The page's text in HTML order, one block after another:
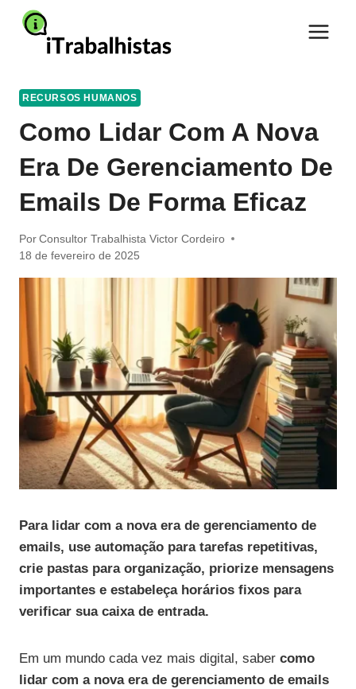
Pular
para
RECURSOS HUMANOS
Como Lidar Com A Nova
Era De Gerenciamento De
Emails De Forma Eficaz
Por Consultor Trabalhista Victor Cordeiro
18 de fevereiro de 2025
Para lidar com a nova era de gerenciamento de
emails, use automação para tarefas repetitivas,
crie pastas para organização, priorize mensagens
importantes e estabeleça horários fixos para
verificar sua caixa de entrada.
Em um mundo cada vez mais digital, saber como
lidar com a nova era de gerenciamento de emails